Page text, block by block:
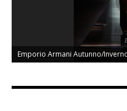
Emporio Armani Autunno/